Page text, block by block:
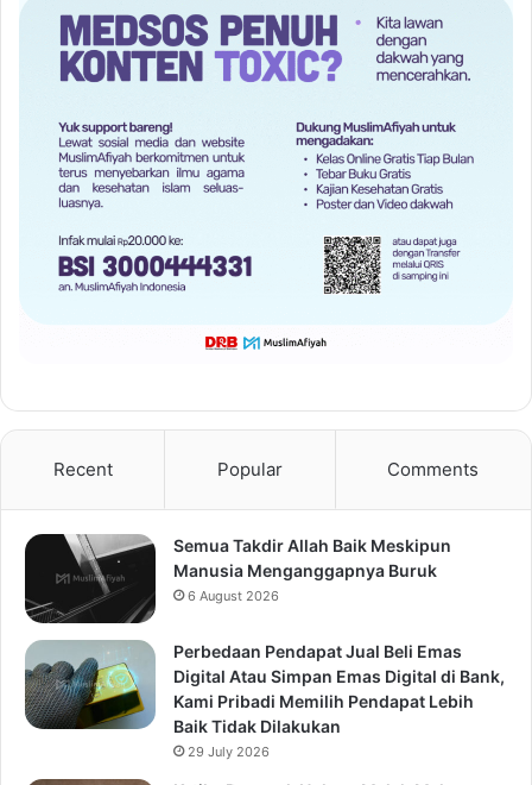
Recent Popular Comments
Semua Takdir Allah Baik Meskipun
Manusia Menganggapnya Buruk
6 August 2026
Perbedaan Pendapat Jual Beli Emas
Digital Atau Simpan Emas Digital di Bank,
Kami Pribadi Memilih Pendapat Lebih
Baik Tidak Dilakukan
29 July 2026